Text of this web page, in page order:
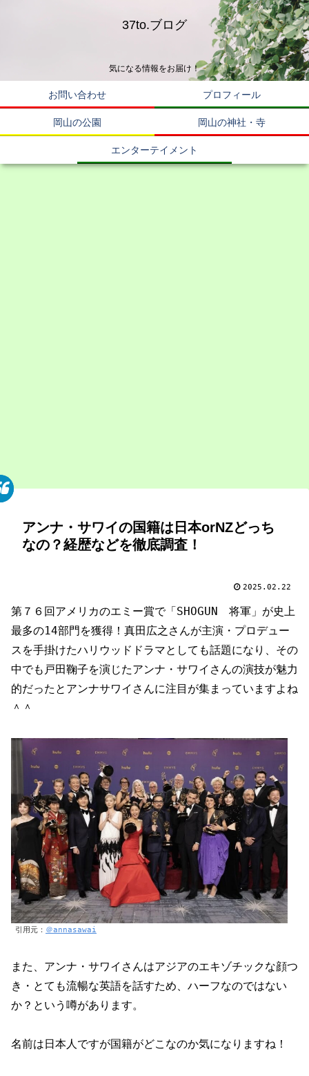
37to.ブログ
気になる情報をお届け！
お問い合わせ プロフィール
岡山の公園 岡山の神社・寺
エンターテイメント
アンナ・サワイの国籍は日本orNZどっち
なの？経歴などを徹底調査！
2025.02.22
第７６回アメリカのエミー賞で「SHOGUN 将軍」が史上
最多の14部門を獲得！真田広之さんが主演・プロデュー
スを手掛けたハリウッドドラマとしても話題になり、その
中でも戸田鞠子を演じたアンナ・サワイさんの演技が魅力
的だったとアンナサワイさんに注目が集まっていますよね
＾＾
引用元： ＠annasawai
また、アンナ・サワイさんはアジアのエキゾチックな顔つ
き・とても流暢な英語を話すため、ハーフなのではない
か？という噂があります。
名前は日本人ですが国籍がどこなのか気になりますね！